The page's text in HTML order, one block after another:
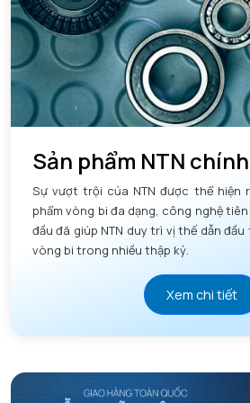
Sản phẩm NTN
Sự vượt trội của NTN được thể hiện
phẩm vòng bi đa dạng, công nghệ
đầu đã giúp NTN duy trì vị thế dẫn
vòng bi trong nhiều thập kỷ.
Xem chi tiết